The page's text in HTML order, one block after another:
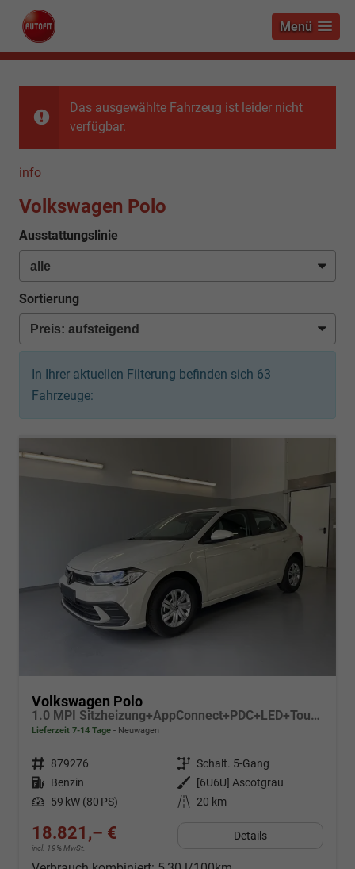
Menü
Das ausgewählte Fahrzeug ist leider nicht
verfügbar.
info
Volkswagen Polo
Ausstattungslinie
Sortierung
In Ihrer aktuellen Filterung befinden sich 63
Fahrzeuge:
Volkswagen Polo
1.0 MPI Sitzheizung+AppConnect+PDC+LED+Touch+Lichtsensor+MultiLenkrad
Lieferzeit 7-14 Tage Neuwagen
Fahrzeugnr. 879276 Getriebe Schalt. 5-Gang
Kraftstoff Benzin Außenfarbe
[6U6U] Ascotgrau
Leistung 59 kW (80 PS) Kilometerstand 20 km
18.821,– €
incl. 19% MwSt.
Details